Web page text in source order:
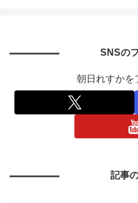
SNSの
朝日れすかを
記事